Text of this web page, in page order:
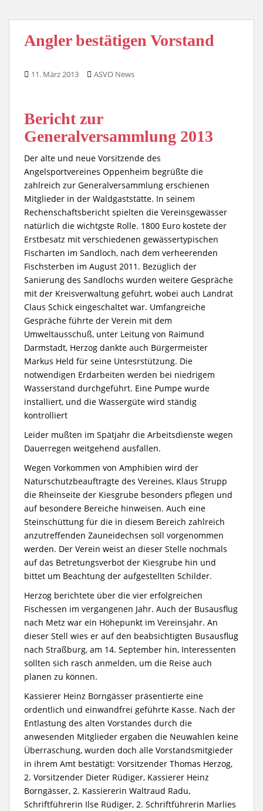
Angler bestätigen Vorstand
11. März 2013 ASVO News
Bericht zur
Generalversammlung 2013
Der alte und neue Vorsitzende des
Angelsportvereines Oppenheim begrüßte die
zahlreich zur Generalversammlung erschienen
Mitglieder in der Waldgaststätte. In seinem
Rechenschaftsbericht spielten die Vereinsgewässer
natürlich die wichtgste Rolle. 1800 Euro kostete der
Erstbesatz mit verschiedenen gewässertypischen
Fischarten im Sandloch, nach dem verheerenden
Fischsterben im August 2011. Bezüglich der
Sanierung des Sandlochs wurden weitere Gespräche
mit der Kreisverwaltung geführt, wobei auch Landrat
Claus Schick eingeschaltet war. Umfangreiche
Gespräche führte der Verein mit dem
Umweltausschuß, unter Leitung von Raimund
Darmstadt, Herzog dankte auch Bürgermeister
Markus Held für seine Untesrstützung. Die
notwendigen Erdarbeiten werden bei niedrigem
Wasserstand durchgeführt. Eine Pumpe wurde
installiert, und die Wassergüte wird ständig
kontrolliert
Leider mußten im Spätjahr die Arbeitsdienste wegen
Dauerregen weitgehend ausfallen.
Wegen Vorkommen von Amphibien wird der
Naturschutzbeauftragte des Vereines, Klaus Strupp
die Rheinseite der Kiesgrube besonders pflegen und
auf besondere Bereiche hinweisen. Auch eine
Steinschüttung für die in diesem Bereich zahlreich
anzutreffenden Zauneidechsen soll vorgenommen
werden. Der Verein weist an dieser Stelle nochmals
auf das Betretungsverbot der Kiesgrube hin und
bittet um Beachtung der aufgestellten Schilder.
Herzog berichtete über die vier erfolgreichen
Fischessen im vergangenen Jahr. Auch der Busausflug
nach Metz war ein Höhepunkt im Vereinsjahr. An
dieser Stell wies er auf den beabsichtigten Busausflug
nach Straßburg, am 14. September hin, Interessenten
sollten sich rasch anmelden, um die Reise auch
planen zu können.
Kassierer Heinz Borngässer präsentierte eine
ordentlich und einwandfrei geführte Kasse. Nach der
Entlastung des alten Vorstandes durch die
anwesenden Mitglieder ergaben die Neuwahlen keine
Überraschung, wurden doch alle Vorstandsmitgieder
in ihrem Amt bestätigt: Vorsitzender Thomas Herzog,
2. Vorsitzender Dieter Rüdiger, Kassierer Heinz
Borngässer, 2. Kassiererin Waltraud Radu,
Schriftführerin Ilse Rüdiger, 2. Schriftführerin Marlies